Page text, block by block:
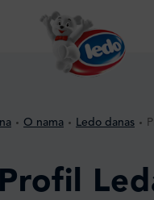
O nama Ledo danas
Profil